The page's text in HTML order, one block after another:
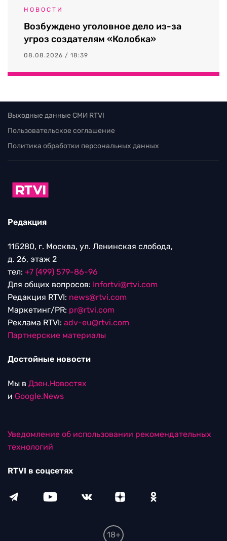
НОВОСТИ
Возбуждено уголовное дело из-за
угроз создателям «Колобка»
08.08.2026 / 18:39
Выходные данные СМИ RTVI
Пользовательское соглашение
Политика обработки персональных данных
Редакция
115280, г. Москва, ул. Ленинская слобода,
д. 26, этаж 2
тел: +7 (499) 579-86-96
Для общих вопросов: Infortvi@rtvi.com
Редакция RTVI: news@rtvi.com
Маркетинг/PR: pr@rtvi.com
Реклама RTVI: adv-eu@rtvi.com
Партнерские материалы
Достойные новости
Мы в Дзен.Новостях
и Google.News
Уведомление об использовании рекомендательных
технологий
RTVI в соцсетях
18+